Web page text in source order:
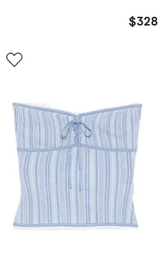
$328